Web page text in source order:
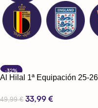
-32%
Al Hilal 1ª Equipación 25-26
49,99€ 33,99 €